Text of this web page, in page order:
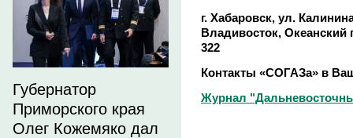
Губернатор
Приморского края
Олег Кожемяко дал
г. Хабаровск, ул.
Владивосток, Океанский
322
Контакты «СОГАЗа» в
Журнал